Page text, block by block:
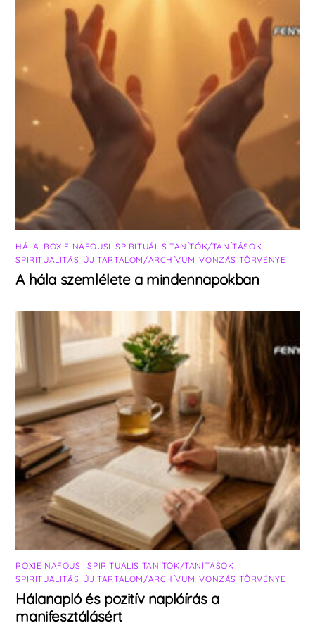
HÁLA ROXIE NAFOUSI SPIRITUÁLIS TANÍTÓK/TANÍTÁSOK
SPIRITUALITÁS ÚJ TARTALOM/ARCHÍVUM ,VONZÁS TÖRVÉNYE
A hála szemlélete a mindennapokban
ROXIE NAFOUSI ,SPIRITUÁLIS TANÍTÓK/TANÍTÁSOK
SPIRITUALITÁS ÚJ TARTALOM/ARCHÍVUM ,VONZÁS TÖRVÉNYE
Hálanapló és pozitív naplóírás a
manifesztálásért